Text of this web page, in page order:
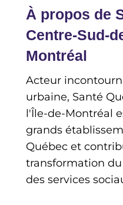
À propos de
Centre-Sud-
Montréal
Acteur
urbaine, Santé
l'Île-de-Montréal
grands
Québec et
transformation
des services